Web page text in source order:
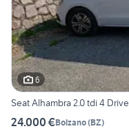
6
Seat Alhambra 2.0 tdi 4 Drive
24.000 €Bolzano(BZ)